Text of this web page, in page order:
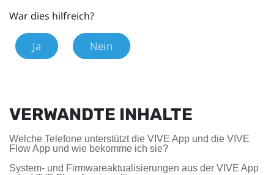
War dies hilfreich?
Ja Nein
VERWANDTE INHALTE
Welche Telefone unterstützt die VIVE App und die VIVE
Flow App und wie bekomme ich sie?
System- und Firmwareaktualisierungen aus der VIVE App